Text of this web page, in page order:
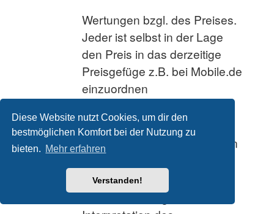
Diese Website nutzt Cookies, um dir den
bestmöglichen Komfort bei der Nutzung zu
bieten. Mehr erfahren
Verstanden!
Wertungen bzgl. des Preises.
Jeder ist selbst in der Lage
den Preis in das derzeitige
Preisgefüge z.B. bei Mobile.de
einzuordnen
Firmen (z.B. schlechte
Werkstatt, zu teuer, die haben
Aussagen, welche auf Grund
von Mutmaßung und